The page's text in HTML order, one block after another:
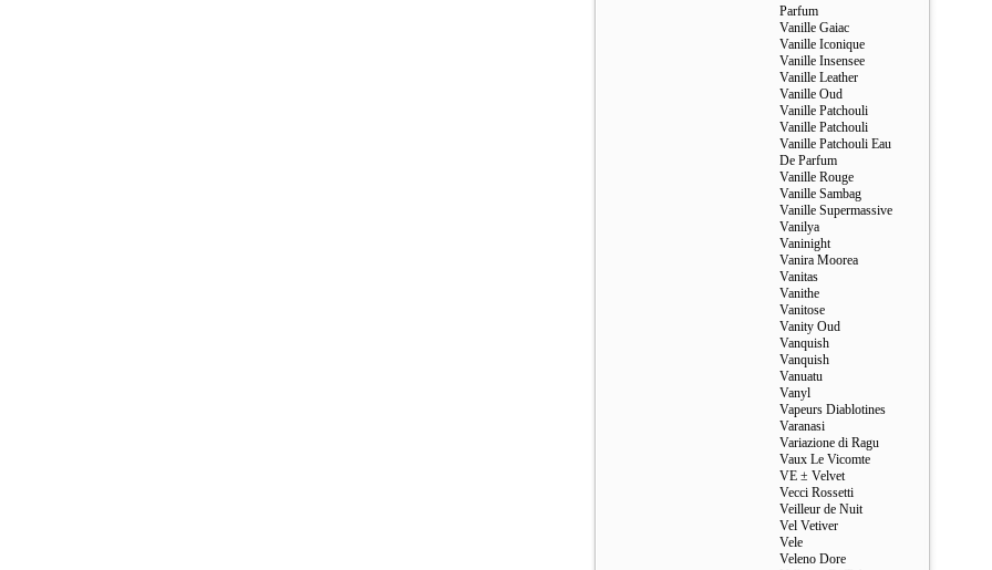
Parfum
Vanille Gaiac
Vanille Iconique
Vanille Insensee
Vanille Leather
Vanille Oud
Vanille Patchouli
Vanille Patchouli
Vanille Patchouli Eau
De Parfum
Vanille Rouge
Vanille Sambag
Vanille Supermassive
Vanilya
Vaninight
Vanira Moorea
Vanitas
Vanithe
Vanitose
Vanity Oud
Vanquish
Vanquish
Vanuatu
Vanyl
Vapeurs Diablotines
Varanasi
Variazione di Ragu
Vaux Le Vicomte
VE ± Velvet
Vecci Rossetti
Veilleur de Nuit
Vel Vetiver
Vele
Veleno Dore